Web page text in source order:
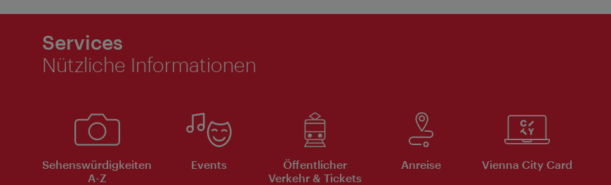
Services
Nützliche Informationen
Sehenswürdigkeiten
A-Z
Events
Öffentlicher
Verkehr & Tickets
Anreise Vienna City Card